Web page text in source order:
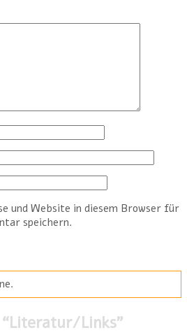
und Website in diesem Browser für
speichern.
Literatur/Links”